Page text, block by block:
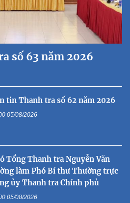
số 63 năm 2026
tin Thanh tra số 62 năm 2026
05/08/2026
Tổng Thanh tra Nguyễn Văn
làm Phó Bí thư Thường trực
ủy Thanh tra Chính phủ
05/08/2026